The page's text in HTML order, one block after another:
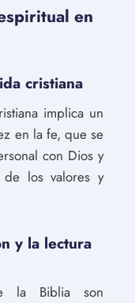
en
cristiana
implica un
en la fe, que se
con Dios y
los valores y
y la lectura
la Biblia son